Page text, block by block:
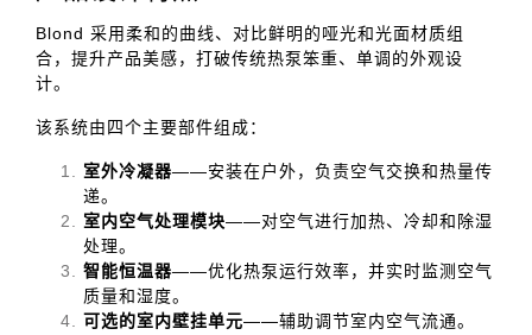
Blond 采用柔和的曲线、对比鲜明的哑光和光面材质组
合，提升产品美感，打破传统热泵笨重、单调的外观设
计。
该系统由四个主要部件组成：
室外冷凝器——安装在户外，负责空气交换和热量传
递。
室内空气处理模块——对空气进行加热、冷却和除湿
处理。
智能恒温器——优化热泵运行效率，并实时监测空气
质量和湿度。
可选的室内壁挂单元——辅助调节室内空气流通。